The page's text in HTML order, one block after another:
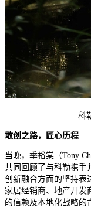
科
敢创 之路，匠心历程
当晚，季裕棠（Tony
共同回顾了与科勒携手
创新融合方面的坚持
家居经销商、地产开发
的信赖及本地化战略的